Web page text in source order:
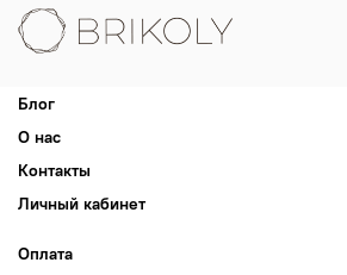
Блог
О нас
Контакты
Личный кабинет
Оплата